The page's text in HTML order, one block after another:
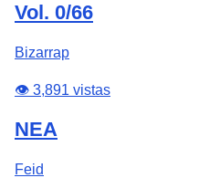
Vol. 0/66
Bizarrap
👁️ 3,891 vistas
NEA
Feid